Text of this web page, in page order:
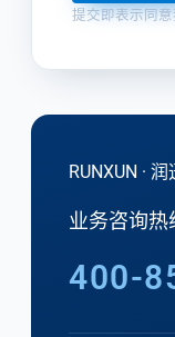
提交即表示同
RUNXUN · 润
业务咨询热
400-